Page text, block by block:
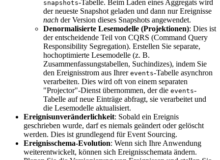
snapshots-Tabelle. Beim Laden eines Aggregats wird
der neueste Snapshot geladen und dann nur Ereignisse
nach der Version dieses Snapshots angewendet.
Denormalisierte Lesemodelle (Projektionen): Dies ist
der entscheidende Teil von CQRS (Command Query
Responsibility Segregation). Erstellen Sie separate,
hochoptimierte Lesemodelle (z. B.
Zusammenfassungstabellen, Suchindizes), indem Sie
den Ereignisstrom aus Ihrer events-Tabelle asynchron
verarbeiten. Dies wird oft von einem separaten
"Projector"-Dienst übernommen, der die events-
Tabelle auf neue Einträge abfragt, sie verarbeitet und
die Lesemodelle aktualisiert.
Ereignisunveränderlichkeit: Sobald ein Ereignis
geschrieben wurde, darf es niemals geändert oder gelöscht
werden. Dies ist grundlegend für Event Sourcing.
Ereignisschema-Evolution: Wenn sich Ihre Anwendung
weiterentwickelt, können sich Ereignisschemata ändern.